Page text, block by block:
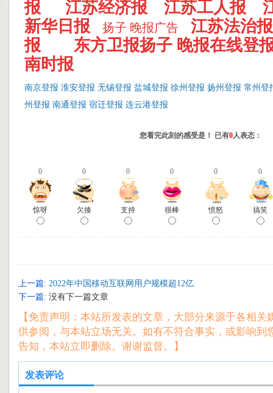
报 江苏经济报 江苏工人报
新华日报
扬子 晚报广告
江苏法治报
报
东方卫报扬子 晚报在线登
南时报
南京登报 淮安登报 无锡登报 盐城登报 徐州登报 扬州登报 常州登
州登报 南通登报 宿迁登报 连云港登报
您看完此刻的感受是！ 已有0人表态：
0 0 0 0 0 0
惊呀 欠揍 支持 很棒 愤怒 搞笑
上一篇: 2022年中国移动互联网用户规模超12亿
下一篇: 没有下一篇文章
【免责声明：本站所发表的文章，大部分来源于各相关
供参阅，与本站立场无关。如有不符合事实，或影响到
告知，本站立即删除。谢谢监督。】
发表评论